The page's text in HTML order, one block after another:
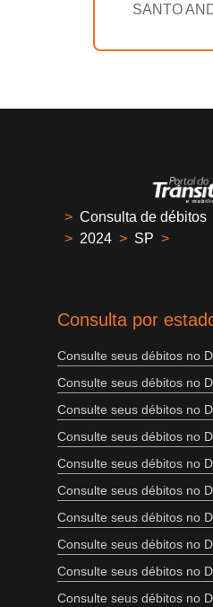
SANTO
> Consulta de débitos
> 2024 > SP >
Consulta por
Consulte seus débitos no
Consulte seus débitos no
Consulte seus débitos no
Consulte seus débitos no
Consulte seus débitos no
Consulte seus débitos no
Consulte seus débitos no
Consulte seus débitos no
Consulte seus débitos no
Consulte seus débitos no